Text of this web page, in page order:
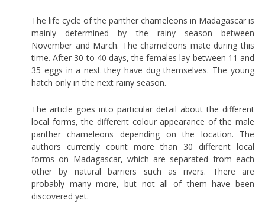
The life cycle of the panther chameleons in Madagascar is
mainly determined by the rainy season between
November and March. The chameleons mate during this
time. After 30 to 40 days, the females lay between 11 and
35 eggs in a nest they have dug themselves. The young
hatch only in the next rainy season.
The article goes into particular detail about the different
local forms, the different colour appearance of the male
panther chameleons depending on the location. The
authors currently count more than 30 different local
forms on Madagascar, which are separated from each
other by natural barriers such as rivers. There are
probably many more, but not all of them have been
discovered yet.